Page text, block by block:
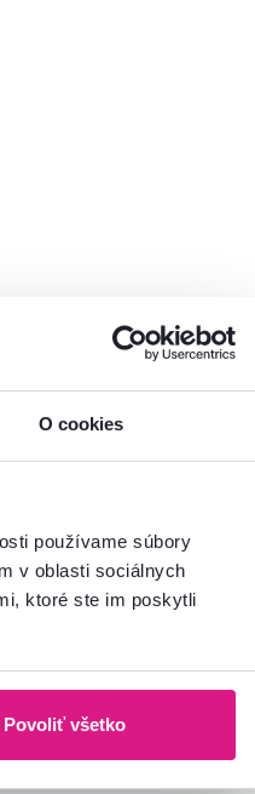
O cookies
používame súbory
v oblasti sociálnych
ktoré ste im poskytli
Povoliť všetko